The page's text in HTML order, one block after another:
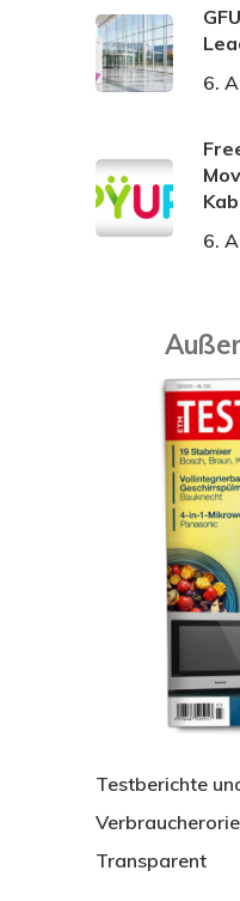
6.
6.
Testberichte
Transparent